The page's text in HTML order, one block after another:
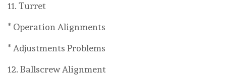
11. Turret
* Operation Alignments
* Adjustments Problems
12. Ballscrew Alignment